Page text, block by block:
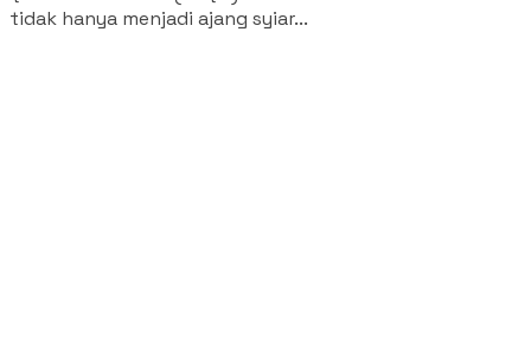
tidak hanya menjadi ajang syiar...